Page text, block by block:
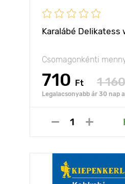
Karalábé Delikatess
Csomagonkénti
710 Ft 1 160
Legalacsonyabb ár 30 nap